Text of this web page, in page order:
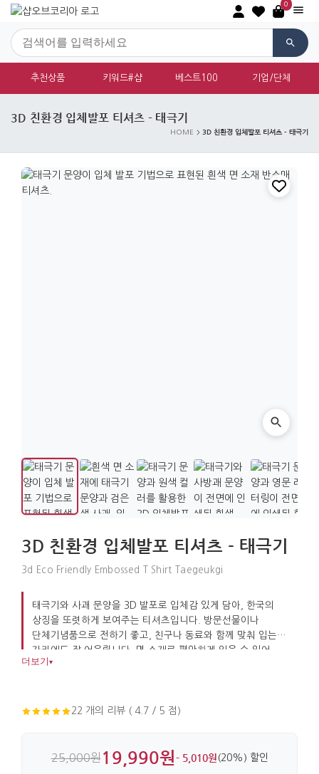
0
추천상품 키워드#샵 베스트100 기업/단체
3D 친환경 입체발포 티셔츠 - 태극기
HOME 3D 친환경 입체발포 티셔츠 - 태극기
3D 친환경 입체발포 티셔츠 - 태극기
3d Eco Friendly Embossed T Shirt Taegeukgi
태극기와 사괘 문양을 3D 발포로 입체감 있게 담아, 한국의
상징을 또렷하게 보여주는 티셔츠입니다. 방문선물이나
단체기념품으로 전하기 좋고, 친구나 동료와 함께 맞춰 입는
자리에도 잘 어울립니다. 면 소재로 편안하게 입을 수 있어
실용성까지 갖췄습니다.
더보기 ▾
22 개의 리뷰 ( 4.7 / 5 점)
25,000원19,990원- 5,010원 (20%) 할인